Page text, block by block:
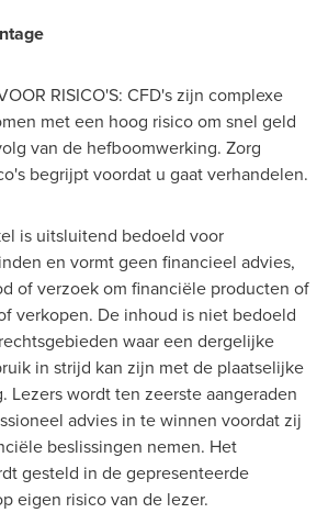
RISICO'S: CFD's zijn complexe
met een hoog risico om snel geld
van de hefboomwerking. Zorg
begrijpt voordat u gaat verhandelen.
is uitsluitend bedoeld voor
en vormt geen financieel advies,
of verzoek om financiële producten of
verkopen. De inhoud is niet bedoeld
waar een dergelijke
in strijd kan zijn met de plaatselijke
Lezers wordt ten zeerste aangeraden
advies in te winnen voordat zij
beslissingen nemen. Het
gesteld in de gepresenteerde
eigen risico van de lezer.